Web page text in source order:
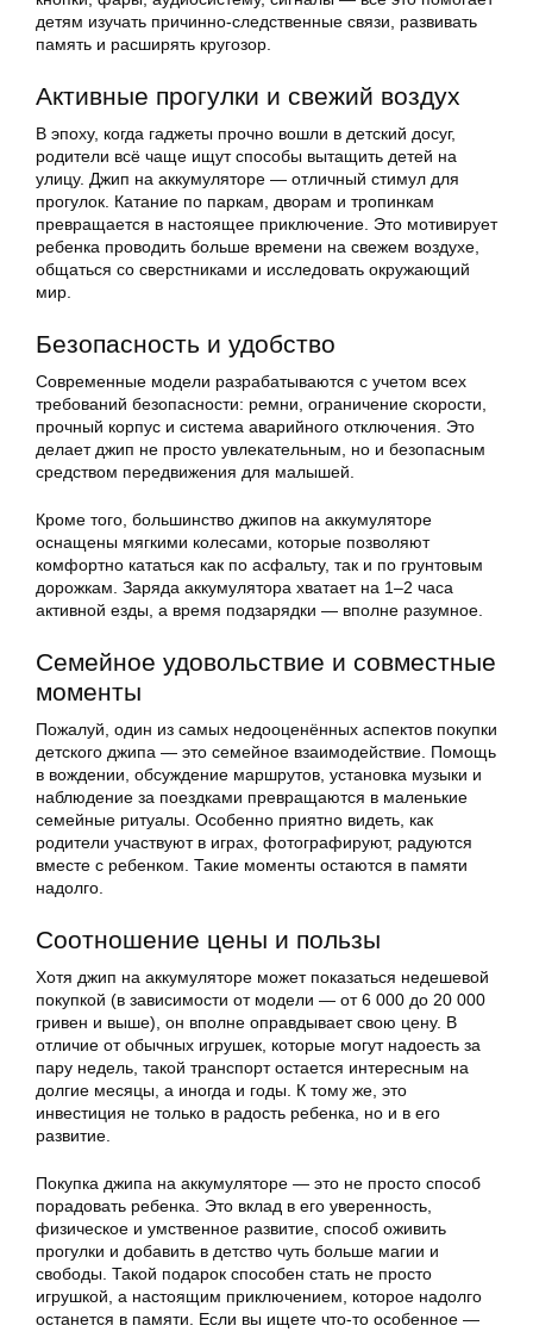
детям изучать причинно-следственные связи, развивать
память и расширять кругозор.
Активные прогулки и свежий воздух
В эпоху, когда гаджеты прочно вошли в детский досуг,
родители всё чаще ищут способы вытащить детей на
улицу. Джип на аккумуляторе — отличный стимул для
прогулок. Катание по паркам, дворам и тропинкам
превращается в настоящее приключение. Это мотивирует
ребенка проводить больше времени на свежем воздухе,
общаться со сверстниками и исследовать окружающий
мир.
Безопасность и удобство
Современные модели разрабатываются с учетом всех
требований безопасности: ремни, ограничение скорости,
прочный корпус и система аварийного отключения. Это
делает джип не просто увлекательным, но и безопасным
средством передвижения для малышей.
Кроме того, большинство джипов на аккумуляторе
оснащены мягкими колесами, которые позволяют
комфортно кататься как по асфальту, так и по грунтовым
дорожкам. Заряда аккумулятора хватает на 1–2 часа
активной езды, а время подзарядки — вполне разумное.
Семейное удовольствие и совместные
моменты
Пожалуй, один из самых недооценённых аспектов покупки
детского джипа — это семейное взаимодействие. Помощь
в вождении, обсуждение маршрутов, установка музыки и
наблюдение за поездками превращаются в маленькие
семейные ритуалы. Особенно приятно видеть, как
родители участвуют в играх, фотографируют, радуются
вместе с ребенком. Такие моменты остаются в памяти
надолго.
Соотношение цены и пользы
Хотя джип на аккумуляторе может показаться недешевой
покупкой (в зависимости от модели — от 6 000 до 20 000
гривен и выше), он вполне оправдывает свою цену. В
отличие от обычных игрушек, которые могут надоесть за
пару недель, такой транспорт остается интересным на
долгие месяцы, а иногда и годы. К тому же, это
инвестиция не только в радость ребенка, но и в его
развитие.
Покупка джипа на аккумуляторе — это не просто способ
порадовать ребенка. Это вклад в его уверенность,
физическое и умственное развитие, способ оживить
прогулки и добавить в детство чуть больше магии и
свободы. Такой подарок способен стать не просто
игрушкой, а настоящим приключением, которое надолго
останется в памяти. Если вы ищете что-то особенное —